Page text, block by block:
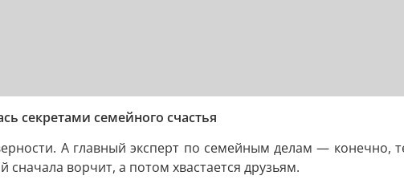
секретами семейного счастья
А главный эксперт по семейным делам — конечно,
ворчит, а потом хвастается друзьям.